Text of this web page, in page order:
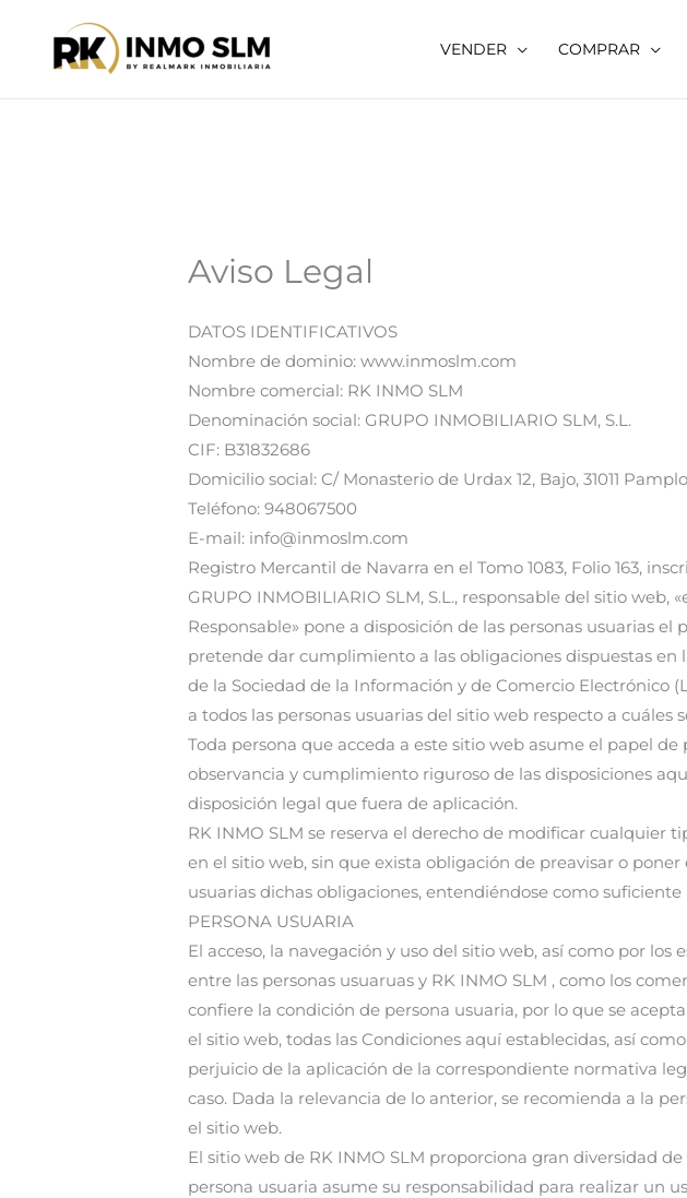
contenido
VENDER COMPRAR
Aviso Legal
DATOS IDENTIFICATIVOS
Nombre de dominio: www.inmoslm.com
Nombre comercial: RK INMO SLM
Denominación social: GRUPO INMOBILIARIO SLM, S.L.
CIF: B31832686
Domicilio social: C/ Monasterio de Urdax 12, Bajo, 31011
Teléfono: 948067500
E-mail: info@inmoslm.com
Registro Mercantil de Navarra en el Tomo 1083, Folio 163,
GRUPO INMOBILIARIO SLM, S.L., responsable del sitio web,
Responsable» pone a disposición de las personas usuarias
pretende dar cumplimiento a las obligaciones dispuestas en
de la Sociedad de la Información y de Comercio Electrónico
a todos las personas usuarias del sitio web respecto a cuáles
Toda persona que acceda a este sitio web asume el papel
observancia y cumplimiento riguroso de las disposiciones
disposición legal que fuera de aplicación.
RK INMO SLM se reserva el derecho de modificar cualquier
en el sitio web, sin que exista obligación de preavisar o
usuarias dichas obligaciones, entendiéndose como
PERSONA USUARIA
El acceso, la navegación y uso del sitio web, así como por
entre las personas usuaruas y RK INMO SLM , como los
confiere la condición de persona usuaria, por lo que se
el sitio web, todas las Condiciones aquí establecidas, así
perjuicio de la aplicación de la correspondiente normativa
caso. Dada la relevancia de lo anterior, se recomienda a la
el sitio web.
El sitio web de RK INMO SLM proporciona gran diversidad
persona usuaria asume su responsabilidad para realizar un